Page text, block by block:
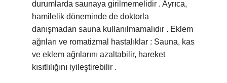
durumlarda saunaya girilmemelidir . Ayrıca,
hamilelik döneminde de doktorla
danışmadan sauna kullanılmamalıdır . Eklem
ağrıları ve romatizmal hastalıklar : Sauna, kas
ve eklem ağrılarını azaltabilir, hareket
kısıtlılığını iyileştirebilir .